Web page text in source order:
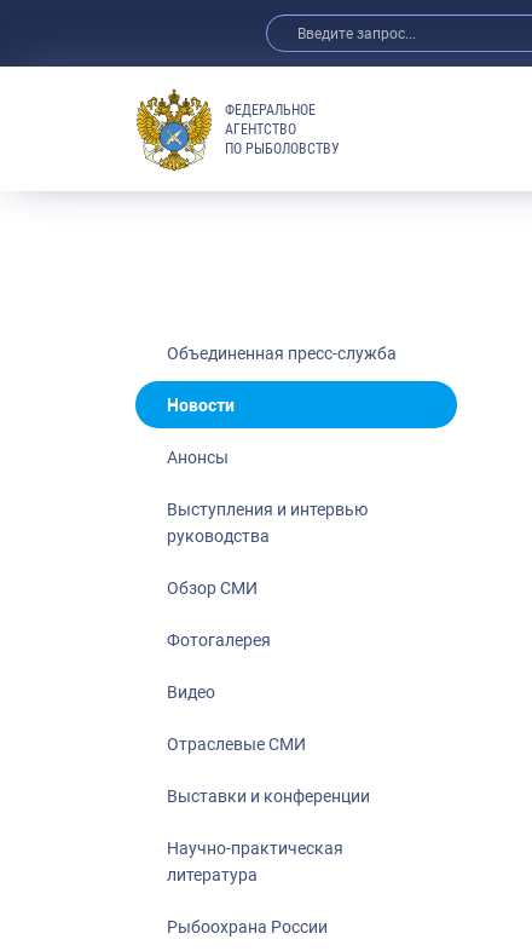
Анонсы
Отраслевые
Выставки и
Научно-
Рыбоохрана
Отрасль в
Большая
ФЕДЕРАЛЬНОЕ
АГЕНТСТВО
ПО РЫБОЛОВСТВУ
Объединенная пресс-служба
Новости
Анонсы
Выступления и интервью
руководства
Обзор СМИ
Фотогалерея
Видео
Отраслевые СМИ
Выставки и конференции
Научно-практическая
литература
Рыбоохрана России